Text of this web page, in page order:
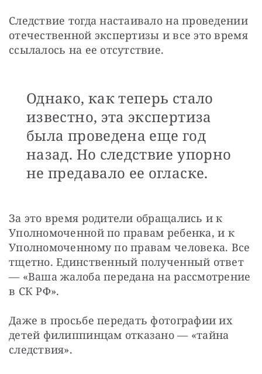
Следствие тогда настаивало на проведении
отечественной экспертизы и все это время
ссылалось на ее отсутствие.
Однако, как теперь стало
известно, эта экспертиза
была проведена еще год
назад. Но следствие упорно
не предавало ее огласке.
За это время родители обращались и к
Уполномоченной по правам ребенка, и к
Уполномоченному по правам человека. Все
тщетно. Единственный полученный ответ
— «Ваша жалоба передана на рассмотрение
в СК РФ».
Даже в просьбе передать фотографии их
детей филиппинцам отказано — «тайна
следствия».